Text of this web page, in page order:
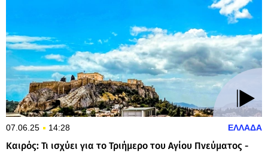
07.06.25 14:28 ΕΛΛΑΔΑ
Καιρός: Τι ισχύει για το Τριήμερο του Αγίου Πνεύματος -